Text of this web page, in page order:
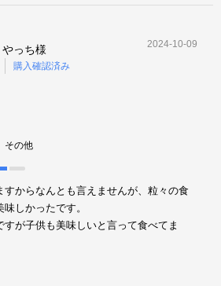
やっち様
購入確認済み
2024-10-09
その他
すからなんとも言えませんが、粒々の食
しかったです。
が子供も美味しいと言って食べてま